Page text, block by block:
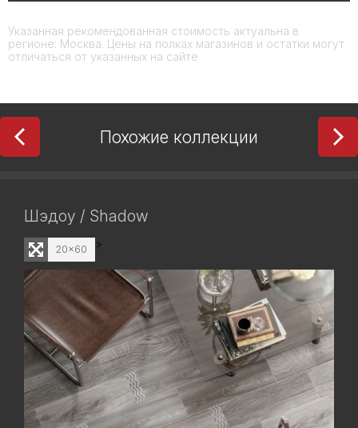
Указанная рекомендованная стоимость актуальна в
регионе: Москва. Цены на полках магазинов и остатки могут
отличаться от указанных на сайте
Похожие коллекции
Шэдоу / Shadow
>
20x60